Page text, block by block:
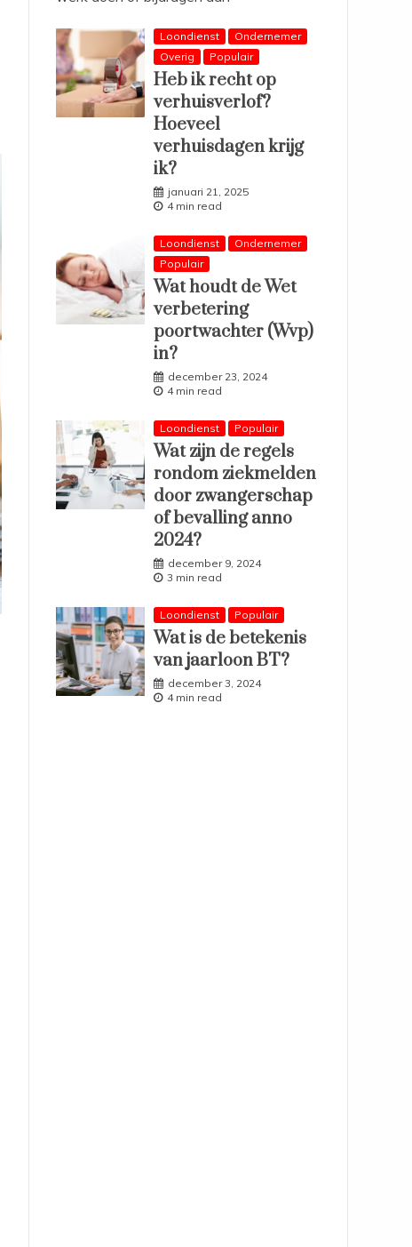
Loondienst
Ondernemer
Overig
Populair
Heb ik recht op
verhuisverlof?
Hoeveel
verhuisdagen krijg
ik?
januari 21, 2025
4 min read
Loondienst
Ondernemer
Populair
Wat houdt de Wet
verbetering
poortwachter (Wvp)
in?
december 23, 2024
4 min read
Loondienst Populair
Wat zijn de regels
rondom ziekmelden
door zwangerschap
of bevalling anno
2024?
december 9, 2024
3 min read
Loondienst Populair
Wat is de betekenis
van jaarloon BT?
december 3, 2024
4 min read